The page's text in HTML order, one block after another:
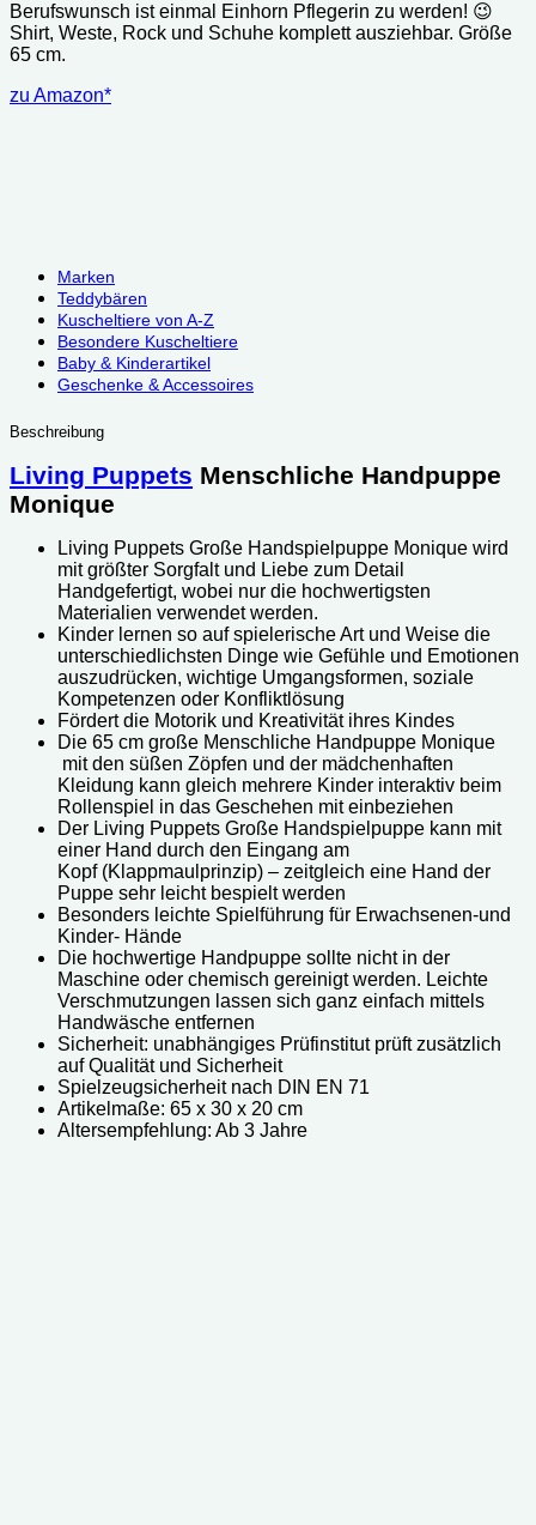
Berufswunsch ist einmal Einhorn Pflegerin zu werden! 😉
Shirt, Weste, Rock und Schuhe komplett ausziehbar. Größe
65 cm.
zu Amazon*
Marken
Teddybären
Kuscheltiere von A-Z
Besondere Kuscheltiere
Baby & Kinderartikel
Geschenke & Accessoires
Beschreibung
Living Puppets Menschliche Handpuppe
Monique
Living Puppets Große Handspielpuppe Monique wird
mit größter Sorgfalt und Liebe zum Detail
Handgefertigt, wobei nur die hochwertigsten
Materialien verwendet werden.
Kinder lernen so auf spielerische Art und Weise die
unterschiedlichsten Dinge wie Gefühle und Emotionen
auszudrücken, wichtige Umgangsformen, soziale
Kompetenzen oder Konfliktlösung
Fördert die Motorik und Kreativität ihres Kindes
Die 65 cm große Menschliche Handpuppe Monique
mit den süßen Zöpfen und der mädchenhaften
Kleidung kann gleich mehrere Kinder interaktiv beim
Rollenspiel in das Geschehen mit einbeziehen
Der Living Puppets Große Handspielpuppe kann mit
einer Hand durch den Eingang am
Kopf (Klappmaulprinzip) – zeitgleich eine Hand der
Puppe sehr leicht bespielt werden
Besonders leichte Spielführung für Erwachsenen-und
Kinder- Hände
Die hochwertige Handpuppe sollte nicht in der
Maschine oder chemisch gereinigt werden. Leichte
Verschmutzungen lassen sich ganz einfach mittels
Handwäsche entfernen
Sicherheit: unabhängiges Prüfinstitut prüft zusätzlich
auf Qualität und Sicherheit
Spielzeugsicherheit nach DIN EN 71
Artikelmaße: ‎65 x 30 x 20 cm
Altersempfehlung: Ab 3 Jahre